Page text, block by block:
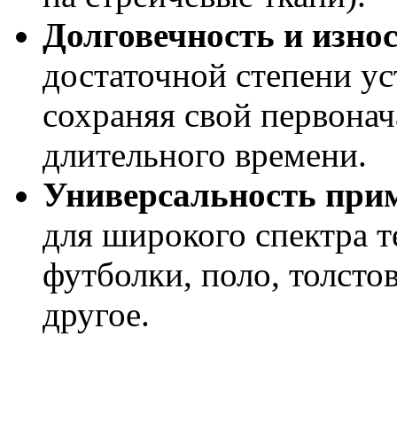
Долговечность и
достаточной степени
сохраняя свой
длительного времени.
Универсальность
для широкого спектра
футболки, поло,
другое.